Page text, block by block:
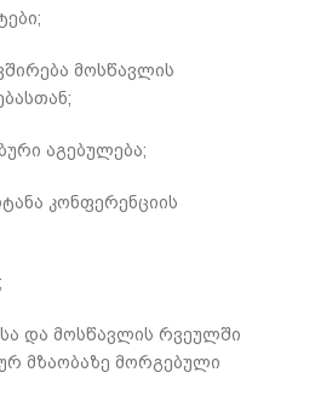
მოსწავლის
აგებულება;
კონფერენციის
და მოსწავლის რვეულში
მზაობაზე მორგებული